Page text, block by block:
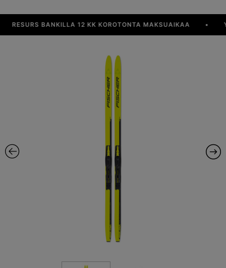
BANKILLA 12 KK KOROTONTA MAKSUAIKAA